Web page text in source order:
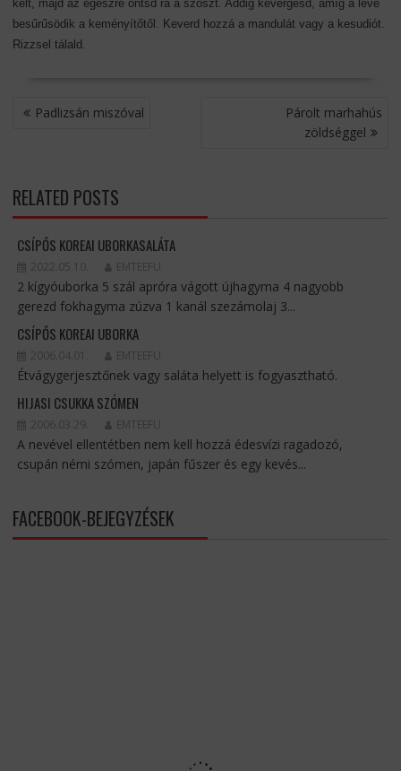
kelt, majd az egészre öntsd rá a szószt. Addig kevergesd, amíg a leve
besűrűsödik a keményítőtől. Keverd hozzá a mandulát vagy a kesudiót.
Rizzsel tálald.
BEJEGYZÉS
NAVIGÁCIÓ
Padlizsán miszóval
Párolt marhahús
zöldséggel
RELATED POSTS
CSÍPŐS KOREAI UBORKASALÁTA
2022.05.10. EMTEEFU
2 kígyóuborka 5 szál apróra vágott újhagyma 4 nagyobb
gerezd fokhagyma zúzva 1 kanál szezámolaj 3...
CSÍPŐS KOREAI UBORKA
2006.04.01. EMTEEFU
Étvágygerjesztőnek vagy saláta helyett is fogyasztható.
HIJASI CSUKKA SZÓMEN
2006.03.29. EMTEEFU
A nevével ellentétben nem kell hozzá édesvízi ragadozó,
csupán némi szómen, japán fűszer és egy kevés...
FACEBOOK-BEJEGYZÉSEK